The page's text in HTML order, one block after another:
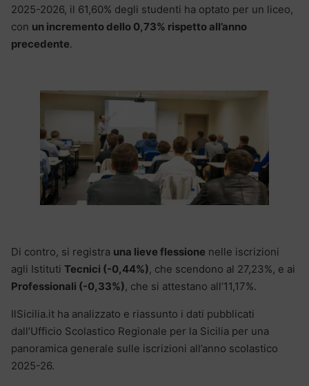
2025-2026, il 61,60% degli studenti ha optato per un liceo,
con un incremento dello 0,73% rispetto all’anno
precedente.
Di contro, si registra una lieve flessione nelle iscrizioni
agli Istituti Tecnici (-0,44%), che scendono al 27,23%, e ai
Professionali (-0,33%), che si attestano all’11,17%.
IlSicilia.it ha analizzato e riassunto i dati pubblicati
dall’Ufficio Scolastico Regionale per la Sicilia per una
panoramica generale sulle iscrizioni all’anno scolastico
2025-26.